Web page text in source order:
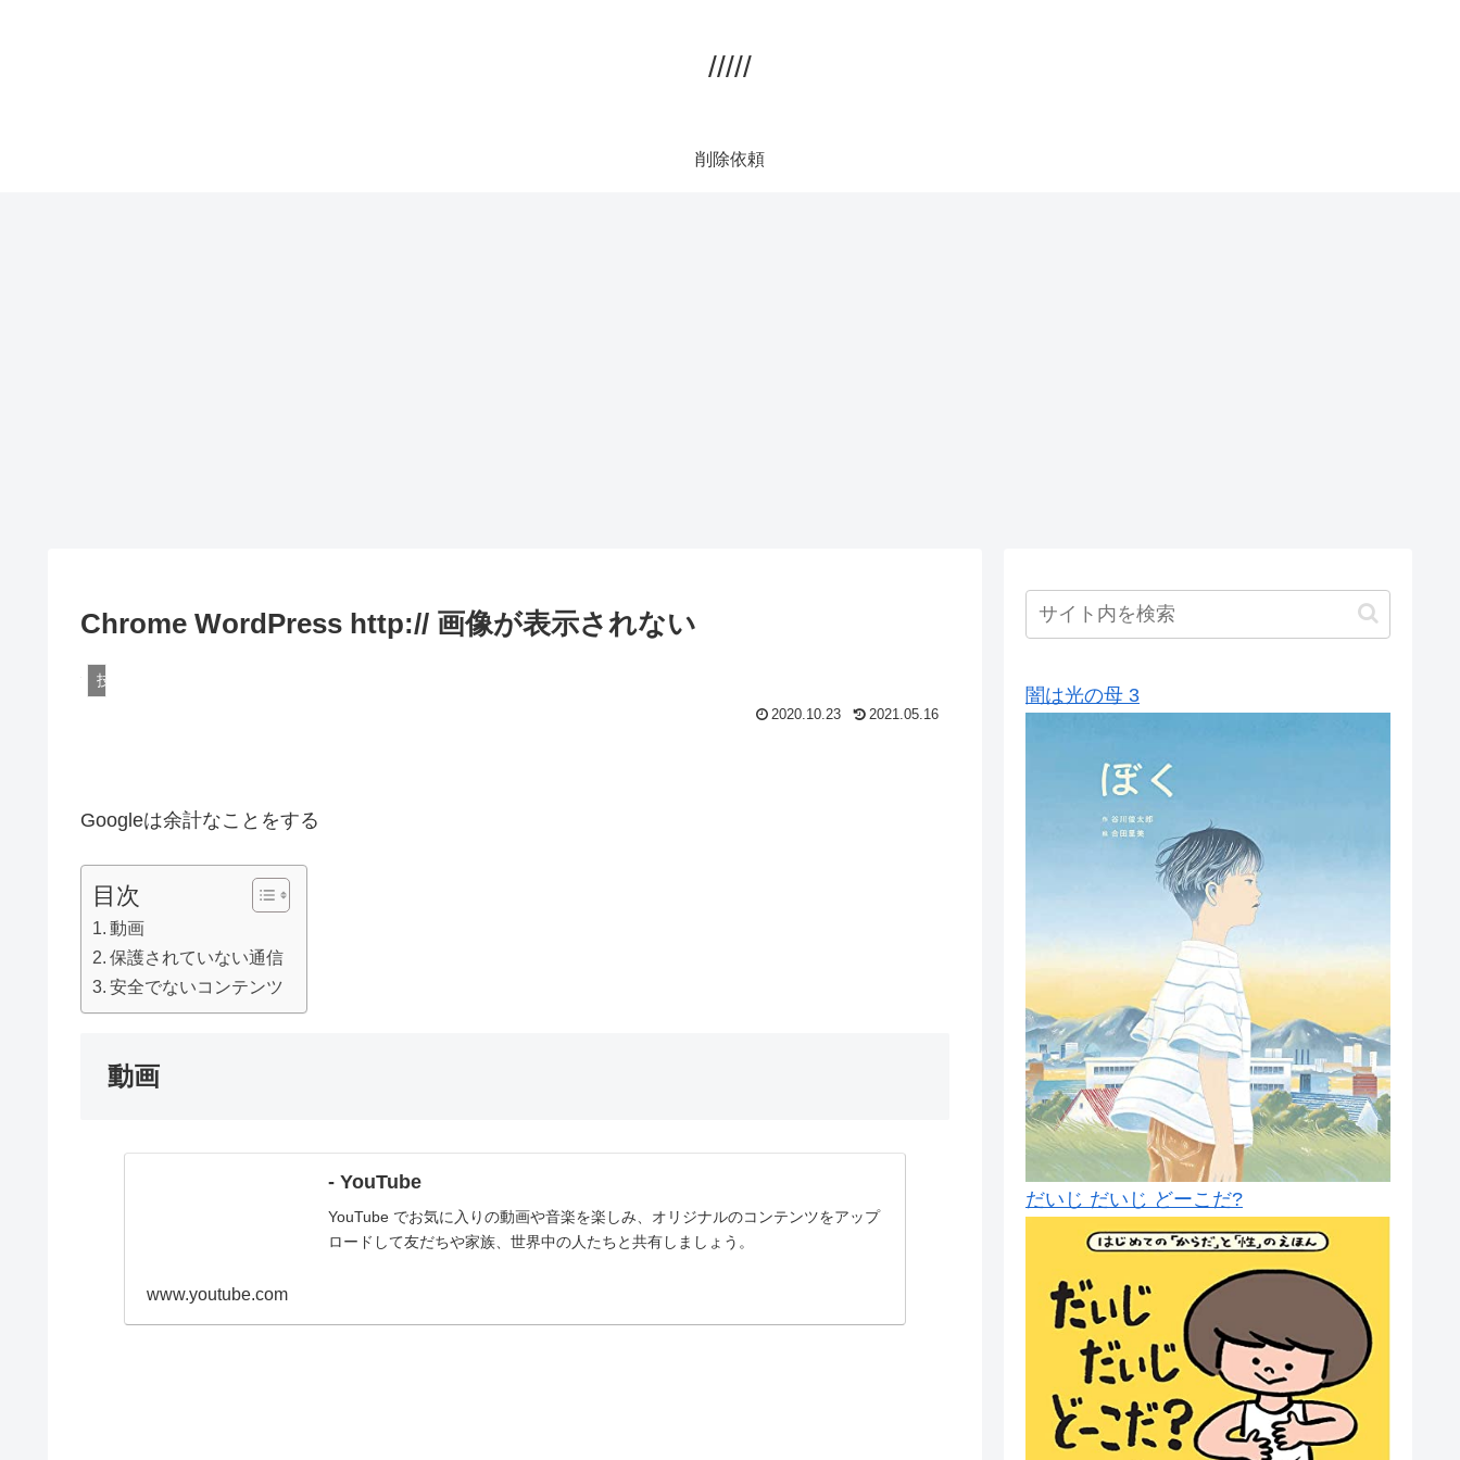
/////
削除依頼
Chrome WordPress http:// 画像が表示されない
技術
2020.10.23 2021.05.16
Googleは余計なことをする
目次
動画
保護されていない通信
安全でないコンテンツ
動画
- YouTube
YouTube でお気に入りの動画や音楽を楽しみ、オリジナルのコンテンツをアップ
ロードして友だちや家族、世界中の人たちと共有しましょう。
www.youtube.com
闇は光の母 3
だいじ だいじ どーこだ?